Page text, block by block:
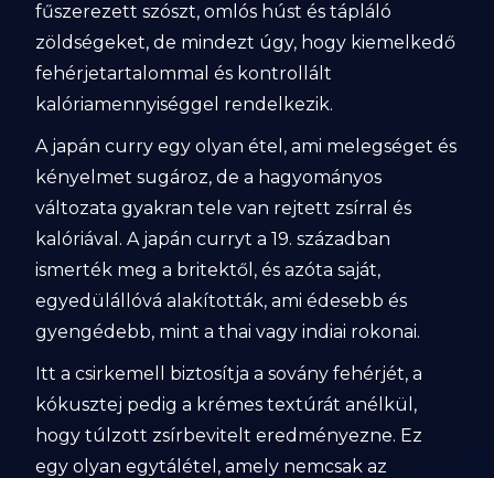
fűszerezett szószt, omlós húst és tápláló
zöldségeket, de mindezt úgy, hogy kiemelkedő
fehérjetartalommal és kontrollált
kalóriamennyiséggel rendelkezik.
A japán curry egy olyan étel, ami melegséget és
kényelmet sugároz, de a hagyományos
változata gyakran tele van rejtett zsírral és
kalóriával. A japán curryt a 19. században
ismerték meg a britektől, és azóta saját,
egyedülállóvá alakították, ami édesebb és
gyengédebb, mint a thai vagy indiai rokonai.
Itt a csirkemell biztosítja a sovány fehérjét, a
kókusztej pedig a krémes textúrát anélkül,
hogy túlzott zsírbevitelt eredményezne. Ez
egy olyan egytálétel, amely nemcsak az